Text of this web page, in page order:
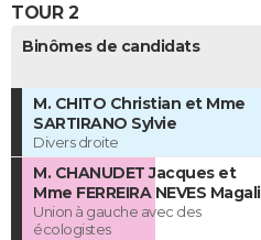
TOUR 2
Binômes de candidats
M. CHITO Christian et Mme
SARTIRANO Sylvie
Divers droite
M. CHANUDET Jacques et
Mme FERREIRA NEVES Magali
Union à gauche avec des
écologistes